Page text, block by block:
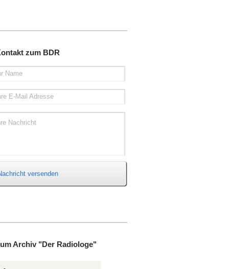
zum BDR
Name
E-Mail Adresse
Nachricht
versenden
Archiv "Der Radiologe"